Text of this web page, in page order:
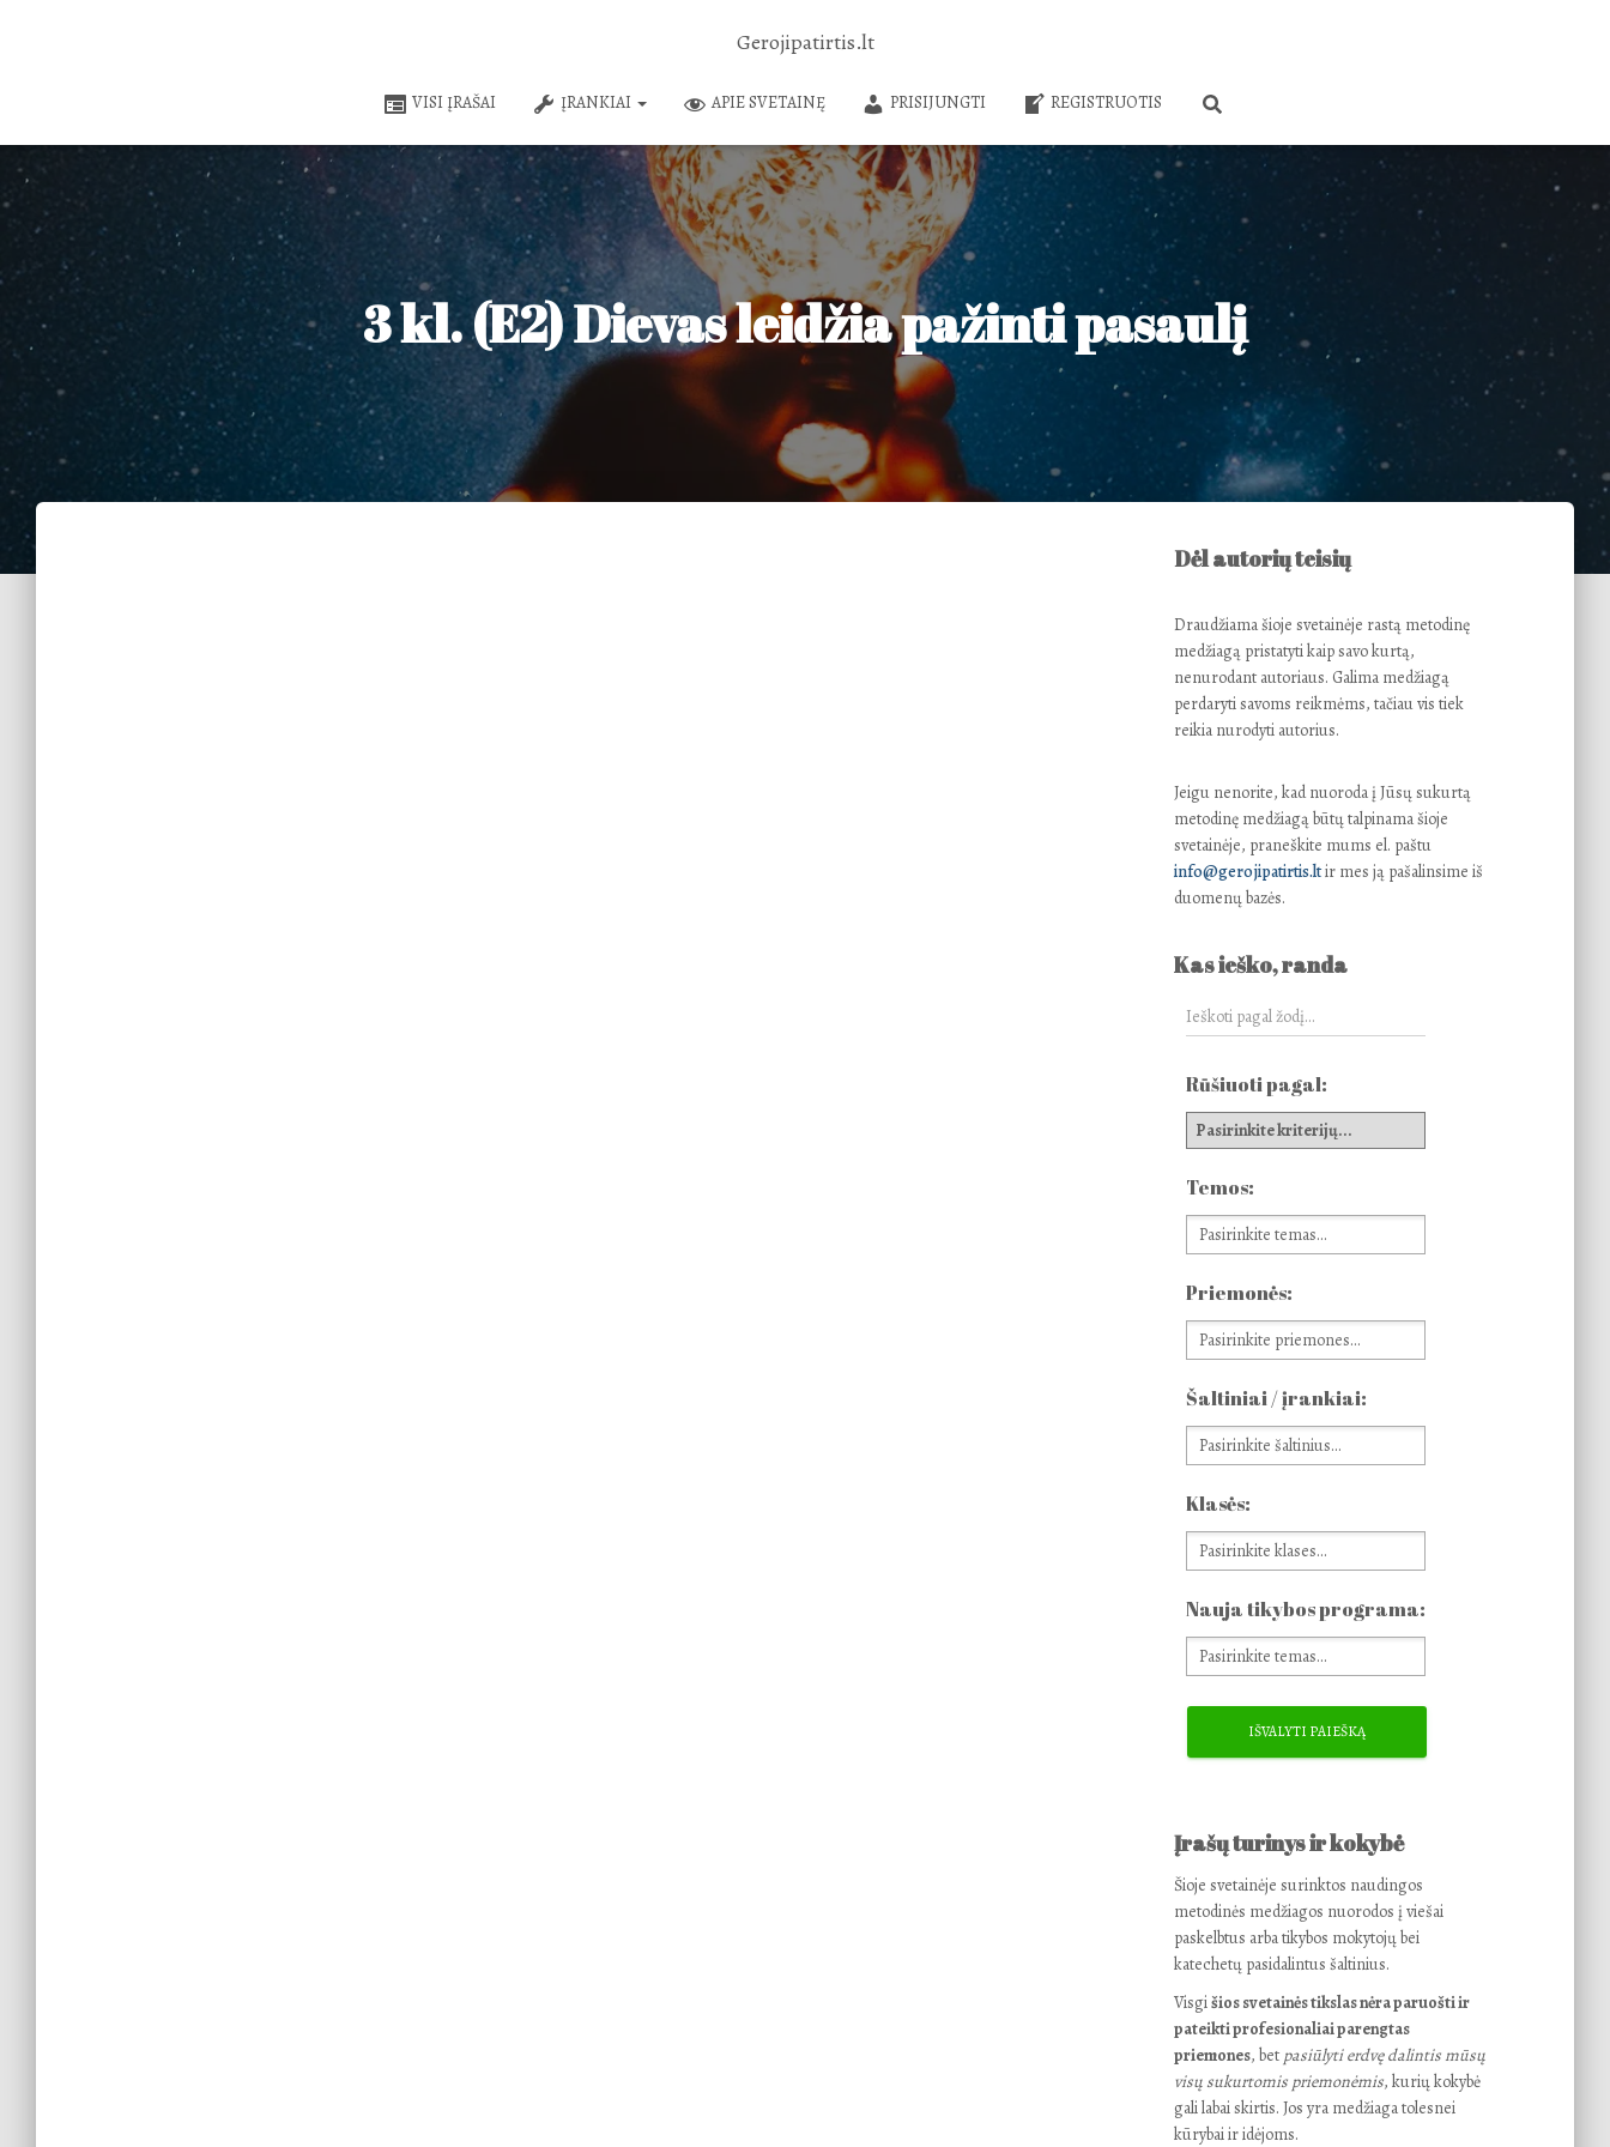
Gerojipatirtis.lt
VISI ĮRAŠAI ĮRANKIAI APIE SVETAINĘ PRISIJUNGTI REGISTRUOTIS
3 kl. (E2) Dievas leidžia pažinti pasaulį
Dėl autorių teisių
Draudžiama šioje svetainėje rastą metodinę
medžiagą pristatyti kaip savo kurtą,
nenurodant autoriaus. Galima medžiagą
perdaryti savoms reikmėms, tačiau vis tiek
reikia nurodyti autorius.
Jeigu nenorite, kad nuoroda į Jūsų sukurtą
metodinę medžiagą būtų talpinama šioje
svetainėje, praneškite mums el. paštu
info@gerojipatirtis.ltir mes ją pašalinsime iš
duomenų bazės.
Kas ieško, randa
Rūšiuoti pagal:
Temos:
Priemonės:
Šaltiniai / įrankiai:
Klasės:
Nauja tikybos programa:
Įrašų turinys ir kokybė
Šioje svetainėje surinktos naudingos
metodinės medžiagos nuorodos į viešai
paskelbtus arba tikybos mokytojų bei
katechetų pasidalintus šaltinius.
Visgišios svetainės tikslas nėra paruošti ir
pateikti profesionaliai parengtas
priemones, bet pasiūlyti erdvę dalintis mūsų
visų sukurtomis priemonėmis, kurių kokybė
gali labai skirtis. Jos yra medžiaga tolesnei
kūrybai ir idėjoms.